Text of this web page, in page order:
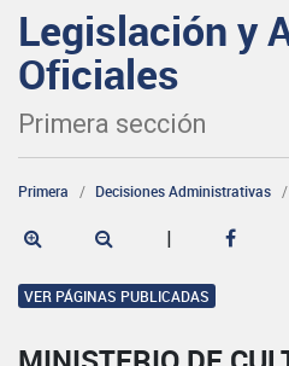
Legislación y
Oficiales
Primera sección
Primera Decisiones Administrativas
|
VER PÁGINAS PUBLICADAS